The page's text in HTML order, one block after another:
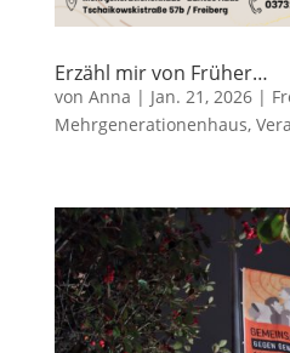
Erzähl mir von Früher…
von Anna | Jan. 21, 2026|
Mehrgenerationenhaus,